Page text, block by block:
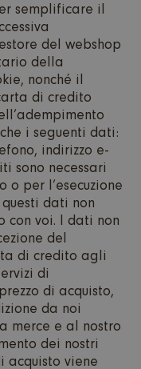
semplificare il
del webshop
della
nonché il
di credito
i seguenti dati:
indirizzo e-
sono necessari
per l’esecuzione
dati non
con voi. I dati non
del
di credito agli
di
di acquisto,
da noi
merce e al nostro
dei nostri
acquisto viene